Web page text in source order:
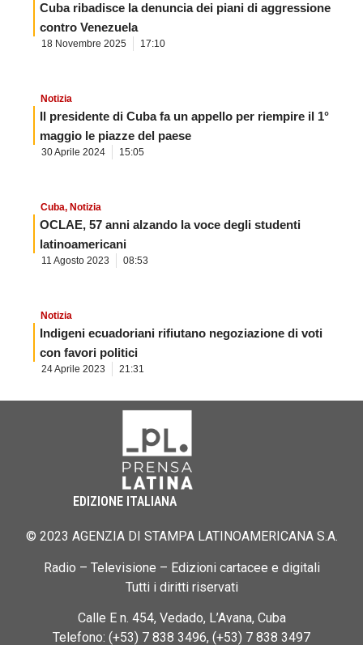
Cuba ribadisce la denuncia dei piani di aggressione
contro Venezuela
18 Novembre 2025 17:10
Notizia
Il presidente di Cuba fa un appello per riempire il 1°
maggio le piazze del paese
30 Aprile 2024 15:05
Cuba, Notizia
OCLAE, 57 anni alzando la voce degli studenti
latinoamericani
11 Agosto 2023 08:53
Notizia
Indigeni ecuadoriani rifiutano negoziazione di voti
con favori politici
24 Aprile 2023 21:31
EDIZIONE ITALIANA
© 2023 AGENZIA DI STAMPA LATINOAMERICANA S.A.
Radio – Televisione – Edizioni cartacee e digitali
Tutti i diritti riservati
Calle E n. 454, Vedado, L’Avana, Cuba
Telefono: (+53) 7 838 3496, (+53) 7 838 3497